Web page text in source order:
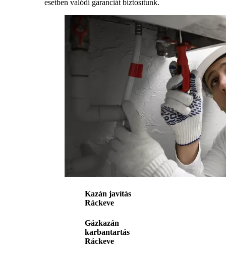
esetben valódi garanciát biztosítunk.
Kazán javítás
Ráckeve
Gázkazán
karbantartás
Ráckeve